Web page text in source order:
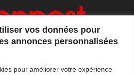
vos données pour
annonces personnalisées
pour améliorer votre expérience
équipe de journalistes vous